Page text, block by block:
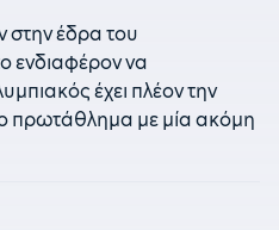
στην έδρα του
ενδιαφέρον να
έχει πλέον την
πρωτάθλημα με μία ακόμη